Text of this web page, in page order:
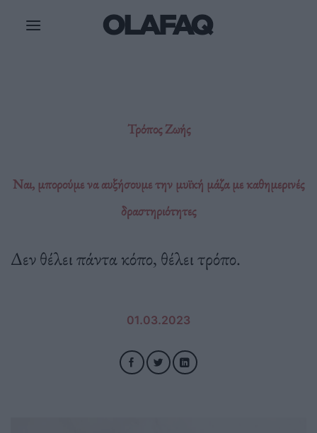
Τρόπος Ζωής
Ναι, μπορούμε να αυξήσουμε την μυϊκή μάζα με καθημερινές
δραστηριότητες
Δεν θέλει πάντα κόπο, θέλει τρόπο.
01.03.2023